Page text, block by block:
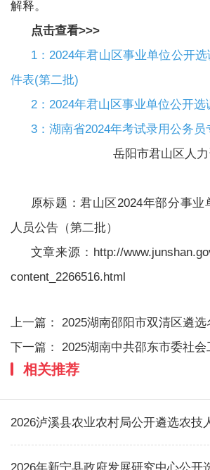
解释。
点击查看>>>
1：2024年君山区事业单位公开
件表(第二批)
2：2024年君山区事业单位公开
3：湖南省2024年考试录用公务员
岳阳市君山区人
原标题：君山区2024年部分事
人员公告（第二批）
文章来源：http://
content_2266516.html
上一篇： 2025湖南邵阳市双清区遴
下一篇： 2025湖南中共邵东市委社
相关推荐
2026泸溪县农业农村局公开遴选农技